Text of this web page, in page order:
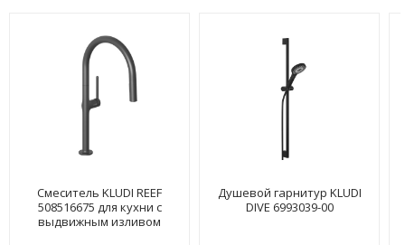
Смеситель KLUDI REEF
508516675 для кухни с
выдвижным изливом
Душевой гарнитур KLUDI
DIVE 6993039-00